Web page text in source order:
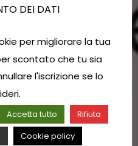
DEI DATI
per migliorare la tua
scontato che tu sia
l'iscrizione se lo
Accetta tutto
Rifiuta
Cookie policy